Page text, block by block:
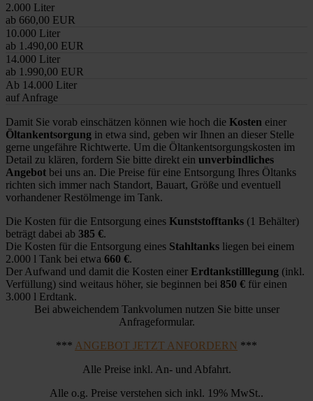
2.000 Liter
ab 660,00 EUR
10.000 Liter
ab 1.490,00 EUR
14.000 Liter
ab 1.990,00 EUR
Ab 14.000 Liter
auf Anfrage
Damit Sie vorab einschätzen können wie hoch die Kosten einer
Öltankentsorgung in etwa sind, geben wir Ihnen an dieser Stelle
gerne ungefähre Richtwerte. Um die Öltankentsorgungskosten im
Detail zu klären, fordern Sie bitte direkt ein unverbindliches
Angebot bei uns an. Die Preise für eine Entsorgung Ihres Öltanks
richten sich immer nach Standort, Bauart, Größe und eventuell
vorhandener Restölmenge im Tank.
Die Kosten für die Entsorgung eines Kunststofftanks (1 Behälter)
beträgt dabei ab 385 €.
Die Kosten für die Entsorgung eines Stahltanks liegen bei einem
2.000 l Tank bei etwa 660 €.
Der Aufwand und damit die Kosten einer Erdtankstilllegung (inkl.
Verfüllung) sind weitaus höher, sie beginnen bei 850 € für einen
3.000 l Erdtank.
Bei abweichendem Tankvolumen nutzen Sie bitte unser
Anfrageformular.
*** ANGEBOT JETZT ANFORDERN ***
Alle Preise inkl. An- und Abfahrt.
Alle o.g. Preise verstehen sich inkl. 19% MwSt..